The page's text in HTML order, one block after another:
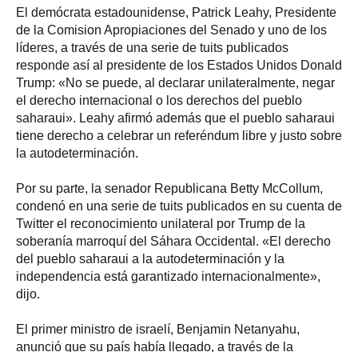
El demócrata estadounidense, Patrick Leahy, Presidente
de la Comision Apropiaciones del Senado y uno de los
líderes, a través de una serie de tuits publicados
responde así al presidente de los Estados Unidos Donald
Trump: «No se puede, al declarar unilateralmente, negar
el derecho internacional o los derechos del pueblo
saharaui». Leahy afirmó además que el pueblo saharaui
tiene derecho a celebrar un referéndum libre y justo sobre
la autodeterminación.
Por su parte, la senador Republicana Betty McCollum,
condenó en una serie de tuits publicados en su cuenta de
Twitter el reconocimiento unilateral por Trump de la
soberanía marroquí del Sáhara Occidental. «El derecho
del pueblo saharaui a la autodeterminación y la
independencia está garantizado internacionalmente»,
dijo.
El primer ministro de israelí, Benjamin Netanyahu,
anunció que su país había llegado, a través de la